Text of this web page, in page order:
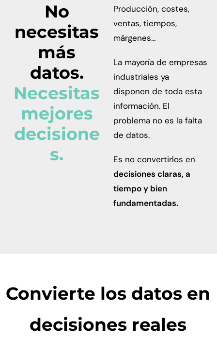
No
necesitas
más
datos.
Necesitas
mejores
decisione
s.
Producción, costes,
ventas, tiempos,
márgenes…
La mayoría de empresas
industriales ya
disponen de toda esta
información. El
problema no es la falta
de datos.
Es no convertirlos en
decisiones claras, a
tiempo y bien
fundamentadas.
Convierte los datos en
decisiones reales